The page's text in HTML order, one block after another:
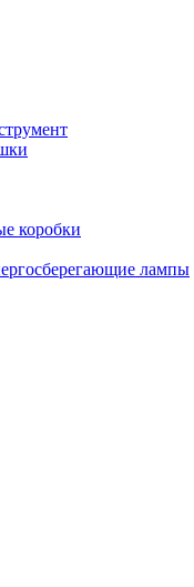
коробки
лампы